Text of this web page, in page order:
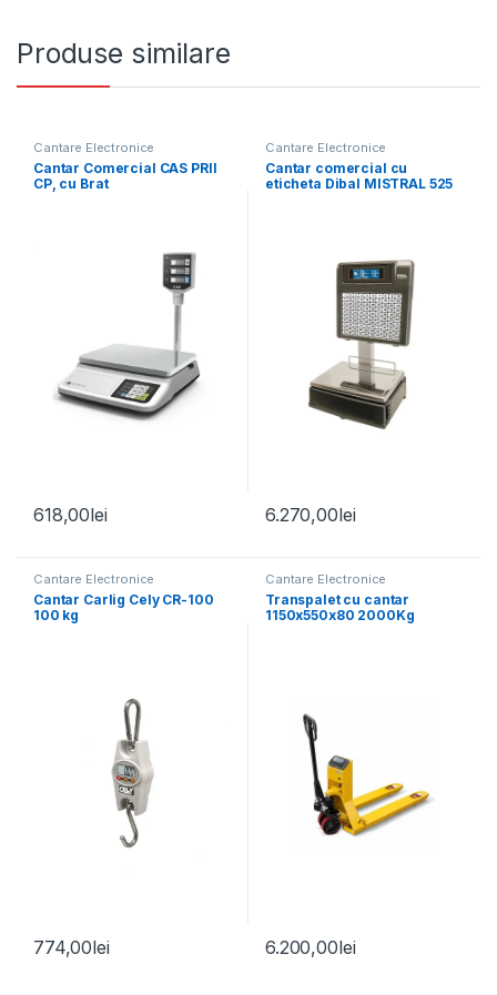
Produse similare
Cantare Electronice
Cantar Comercial CAS PRII
CP, cu Brat
618,00lei
Cantare Electronice
Cantar comercial cu
eticheta Dibal MISTRAL 525
6.270,00lei
Cantare Electronice
Cantar Carlig Cely CR-100
100 kg
774,00lei
Cantare Electronice
Transpalet cu cantar
1150x550x80 2000Kg
6.200,00lei